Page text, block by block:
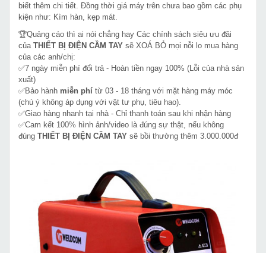
biết thêm chi tiết. Đồng thời giá máy trên chưa bao gồm các phụ
kiện như: Kìm hàn, kẹp mát.
🏆Quảng cáo thì ai nói chẳng hay Các chính sách siêu ưu đãi
của THIẾT BỊ ĐIỆN CẦM TAY sẽ XOÁ BỎ mọi nỗi lo mua hàng
của các anh/chị:
✅7 ngày miễn phí đổi trả - Hoàn tiền ngay 100% (Lỗi của nhà sản
xuất)
✅Bảo hành miễn phí từ 03 - 18 tháng với mặt hàng máy móc
(chú ý không áp dụng với vật tư phụ, tiêu hao).
✅Giao hàng nhanh tại nhà - Chỉ thanh toán sau khi nhận hàng
✅Cam kết 100% hình ảnh/video là đúng sự thật, nếu không
đúng THIẾT BỊ ĐIỆN CẦM TAY sẽ bồi thường thêm 3.000.000đ